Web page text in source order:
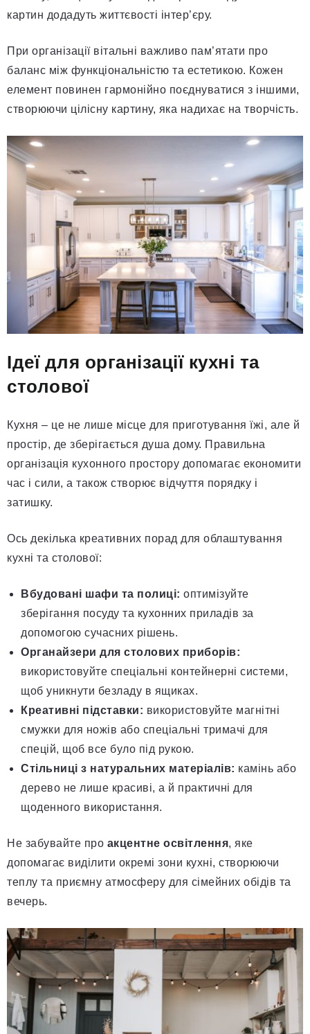
картин додадуть життєвості інтер’єру.
При організації вітальні важливо пам’ятати про
баланс між функціональністю та естетикою. Кожен
елемент повинен гармонійно поєднуватися з іншими,
створюючи цілісну картину, яка надихає на творчість.
Ідеї для організації кухні та
столової
Кухня – це не лише місце для приготування їжі, але й
простір, де зберігається душа дому. Правильна
організація кухонного простору допомагає економити
час і сили, а також створює відчуття порядку і
затишку.
Ось декілька креативних порад для облаштування
кухні та столової:
Вбудовані шафи та полиці: оптимізуйте
зберігання посуду та кухонних приладів за
допомогою сучасних рішень.
Органайзери для столових приборів:
використовуйте спеціальні контейнерні системи,
щоб уникнути безладу в ящиках.
Креативні підставки: використовуйте магнітні
смужки для ножів або спеціальні тримачі для
спецій, щоб все було під рукою.
Стільниці з натуральних матеріалів: камінь або
дерево не лише красиві, а й практичні для
щоденного використання.
Не забувайте про акцентне освітлення, яке
допомагає виділити окремі зони кухні, створюючи
теплу та приємну атмосферу для сімейних обідів та
вечерь.